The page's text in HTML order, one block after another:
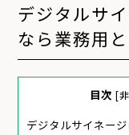
デジタルサイ
な ら 業務用 と
目次 [
デジタルサイネー